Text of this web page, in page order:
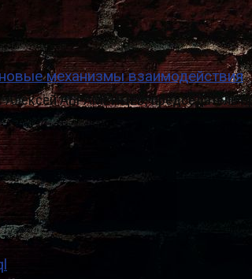
механизмы взаимодействия
АБРАМЕЙЦЕВ, председатель